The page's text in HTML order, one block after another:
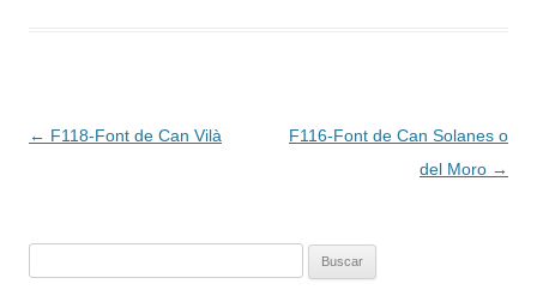
Navegación
← F118-Font de Can Vilà
F116-Font de Can Solanes o
del Moro →